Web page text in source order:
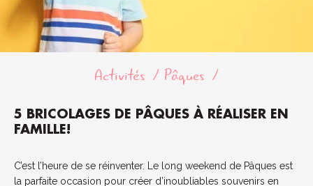
Activités Pâques
5 BRICOLAGES DE PÂQUES À RÉALISER EN
FAMILLE!
C’est l’heure de se réinventer. Le long weekend de Pâques est
la parfaite occasion pour créer d’inoubliables souvenirs en